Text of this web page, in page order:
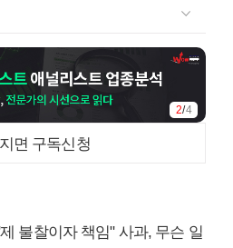
3/4
면 구독신청
불찰이자 책임" 사과, 무슨 일